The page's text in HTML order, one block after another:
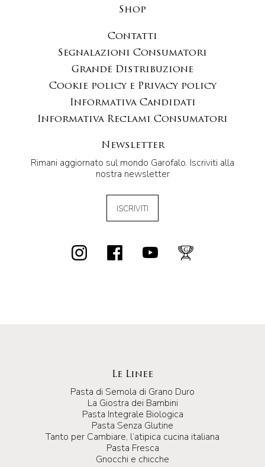
Shop
Contatti
Segnalazioni Consumatori
Grande Distribuzione
Cookie policy e Privacy policy
Informativa Candidati
Informativa Reclami Consumatori
Newsletter
Rimani aggiornato sul mondo Garofalo. Iscriviti alla
nostra newsletter
ISCRIVITI
Le Linee
Pasta di Semola di Grano Duro
La Giostra dei Bambini
Pasta Integrale Biologica
Pasta Senza Glutine
Tanto per Cambiare, l’atipica cucina italiana
Pasta Fresca
Gnocchi e chicche